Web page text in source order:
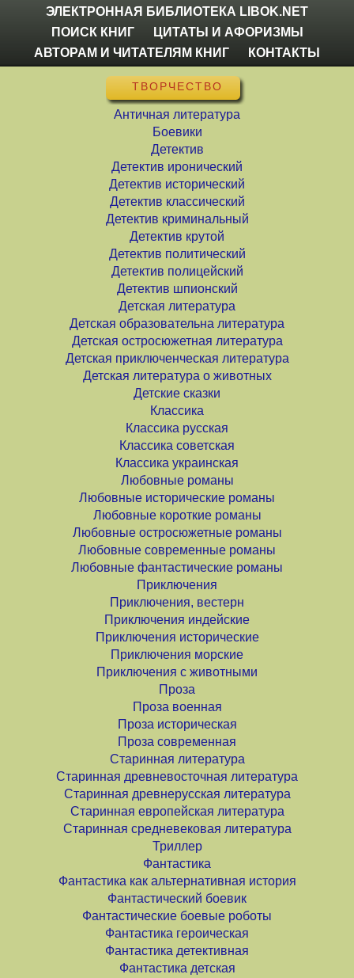
ЭЛЕКТРОННАЯ БИБЛИОТЕКА LIBOK.NET
ПОИСК КНИГ
ЦИТАТЫ И АФОРИЗМЫ
АВТОРАМ И ЧИТАТЕЛЯМ КНИГ
КОНТАКТЫ
ТВОРЧЕСТВО
Античная литература
Боевики
Детектив
Детектив иронический
Детектив исторический
Детектив классический
Детектив криминальный
Детектив крутой
Детектив политический
Детектив полицейский
Детектив шпионский
Детская литература
Детская образовательна литература
Детская остросюжетная литература
Детская приключенческая литература
Детская литература о животных
Детские сказки
Классика
Классика русская
Классика советская
Классика украинская
Любовные романы
Любовные исторические романы
Любовные короткие романы
Любовные остросюжетные романы
Любовные современные романы
Любовные фантастические романы
Приключения
Приключения, вестерн
Приключения индейские
Приключения исторические
Приключения морские
Приключения с животными
Проза
Проза военная
Проза историческая
Проза современная
Старинная литература
Старинная древневосточная литература
Старинная древнерусская литература
Старинная европейская литература
Старинная средневековая литература
Триллер
Фантастика
Фантастика как альтернативная история
Фантастический боевик
Фантастические боевые роботы
Фантастика героическая
Фантастика детективная
Фантастика детская